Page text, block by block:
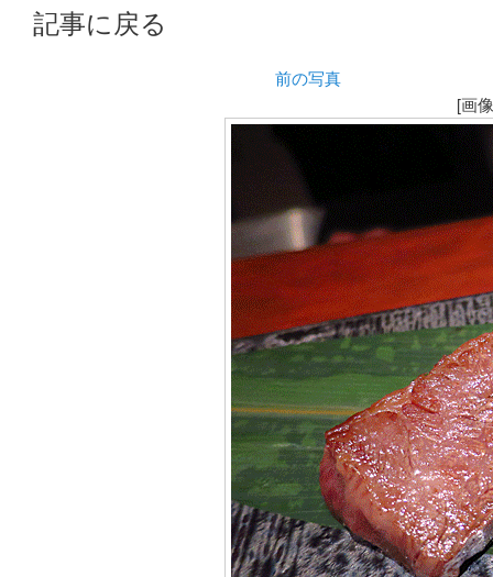
記事に戻る
前の写真
[画